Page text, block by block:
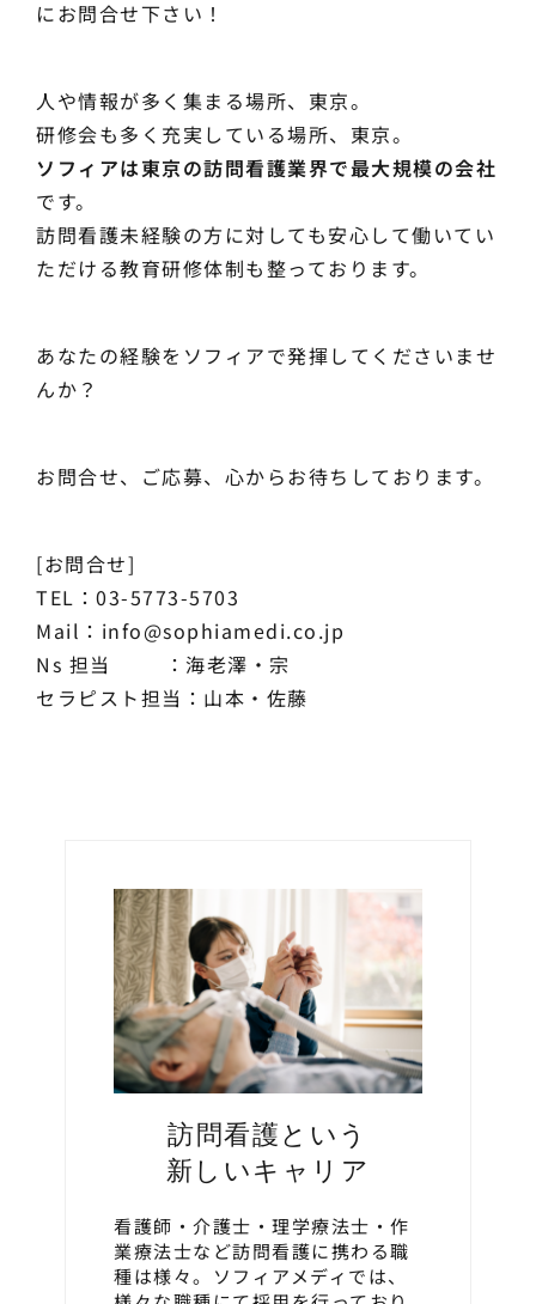
にお問合せ下さい！
人や情報が多く集まる場所、東京。
研修会も多く充実している場所、東京。
ソフィアは東京の訪問看護業界で最大規模の会社
です。
訪問看護未経験の方に対しても安心して働いてい
ただける教育研修体制も整っております。
あなたの経験をソフィアで発揮してくださいませ
んか？
お問合せ、ご応募、心からお待ちしております。
[お問合せ]
TEL：03-5773-5703
Mail：info@sophiamedi.co.jp
Ns 担当 ：海老澤・宗
セラピスト担当：山本・佐藤
訪問看護という
新しいキャリア
看護師・介護士・理学療法士・作
業療法士など訪問看護に携わる職
種は様々。ソフィアメディでは、